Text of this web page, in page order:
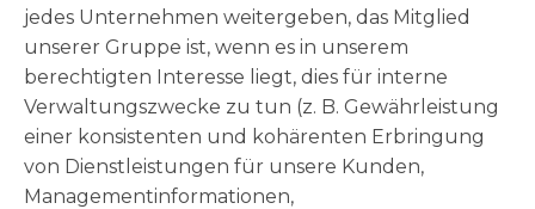
jedes Unternehmen weitergeben, das Mitglied
unserer Gruppe ist, wenn es in unserem
berechtigten Interesse liegt, dies für interne
Verwaltungszwecke zu tun (z. B. Gewährleistung
einer konsistenten und kohärenten Erbringung
von Dienstleistungen für unsere Kunden,
Managementinformationen,